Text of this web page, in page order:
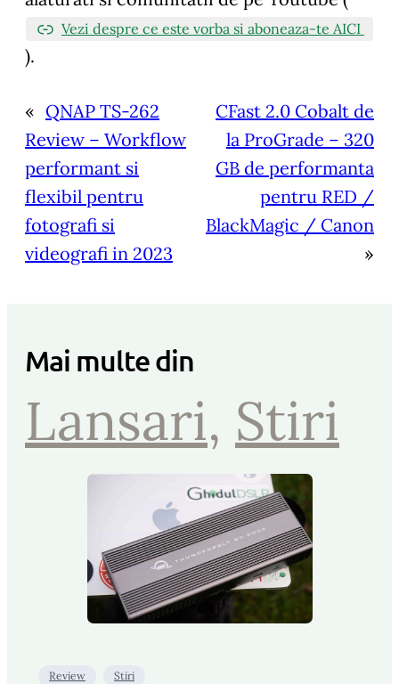
Vezi despre ce este vorba si aboneaza-te AICI
).
« QNAP TS-262
Review – Workflow
performant si
flexibil pentru
fotografi si
videografi in 2023
CFast 2.0 Cobalt de
la ProGrade – 320
GB de performanta
pentru RED /
BlackMagic / Canon
»
Mai multe din
Lansari, Stiri
Review Stiri